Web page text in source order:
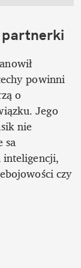
partnerki
powinni
o
Jego
nie
sa
czy